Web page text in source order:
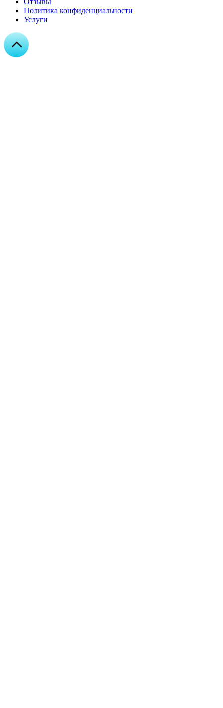
Отзывы
Политика конфиденциальности
Услуги